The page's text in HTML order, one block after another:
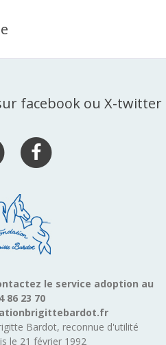
facebook ou X-twitter
le service adoption au
86 23 70
Bardot, reconnue d'utilité
le 21 février 1992